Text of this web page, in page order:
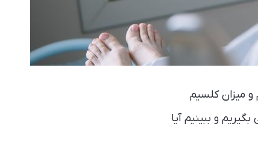
میزان کلسیم
و ببینیم آیا